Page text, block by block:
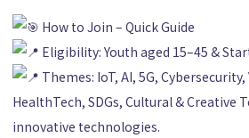
How to Join – Quick Guide
Eligibility: Youth aged 15–45 &
Themes: IoT, AI, 5G,
HealthTech, SDGs, Cultural & Creative
innovative technologies.